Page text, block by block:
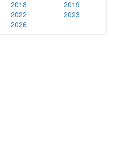
2018
2019
2022
2023
2026